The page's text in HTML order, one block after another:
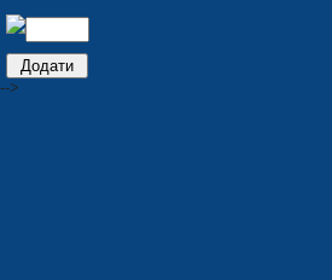
-->